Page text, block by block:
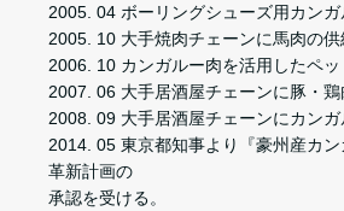
2005. 04 ボーリングシューズ用カンガ
2005. 10 大手焼肉チェーンに馬肉の供
2006. 10 カンガルー肉を活用したペッ
2007. 06 大手居酒屋チェーンに豚・鶏
2008. 09 大手居酒屋チェーンにカン
2014. 05 東京都知事より『豪州産カ
革新計画の
承認を受ける。